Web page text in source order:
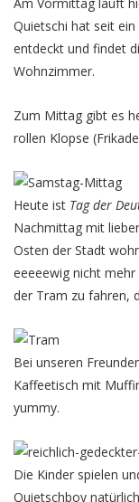
Quietschi hat seit
entdeckt und findet
Wohnzimmer.
Zum Mittag gibt es
rollen Klopse
Heute ist Tag der
Nachmittag mit
Osten der Stadt
eeeeewig nicht
der Tram zu fahren,
Bei unseren
Kaffeetisch mit
yummy.
Die Kinder spielen
Quietschboy